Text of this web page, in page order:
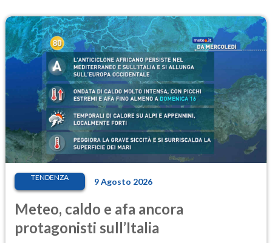
TENDENZA 9 Agosto 2026
Meteo, caldo e afa ancora
protagonisti sull’Italia